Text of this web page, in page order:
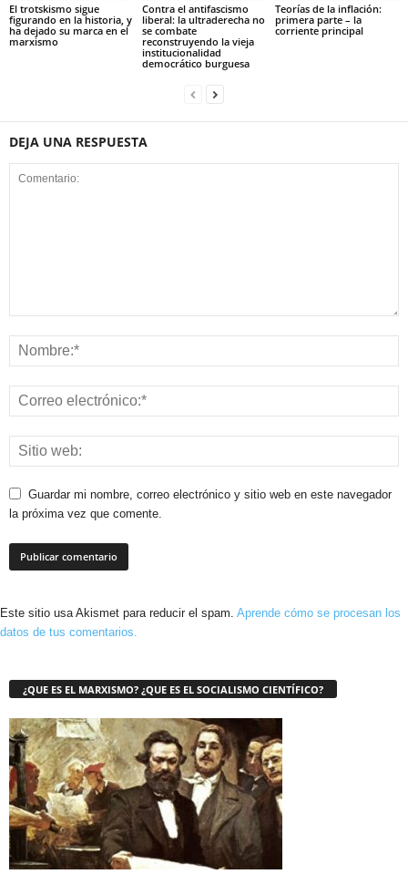
El trotskismo sigue
figurando en la historia, y
ha dejado su marca en el
marxismo
Contra el antifascismo
liberal: la ultraderecha no
se combate
reconstruyendo la vieja
institucionalidad
democrático burguesa
Teorías de la inflación:
primera parte – la
corriente principal
DEJA UNA RESPUESTA
Guardar mi nombre, correo electrónico y sitio web en este navegador
la próxima vez que comente.
Este sitio usa Akismet para reducir el spam. Aprende cómo se procesan los
datos de tus comentarios.
¿QUE ES EL MARXISMO? ¿QUE ES EL SOCIALISMO CIENTÍFICO?